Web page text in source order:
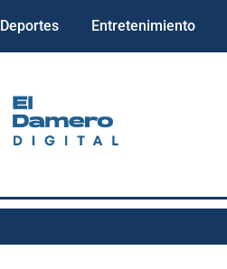
Deportes Entretenimiento